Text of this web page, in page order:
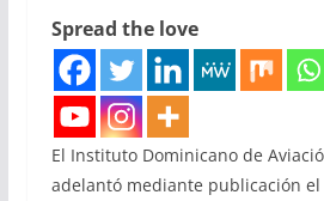
Spread the love
El Instituto Dominicano de
adelantó mediante publicación el